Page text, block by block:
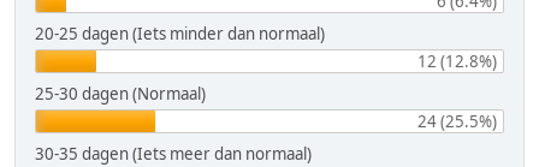
20-25 dagen (Iets minder dan normaal)
12 (12.8%)
25-30 dagen (Normaal)
24 (25.5%)
30-35 dagen (Iets meer dan normaal)